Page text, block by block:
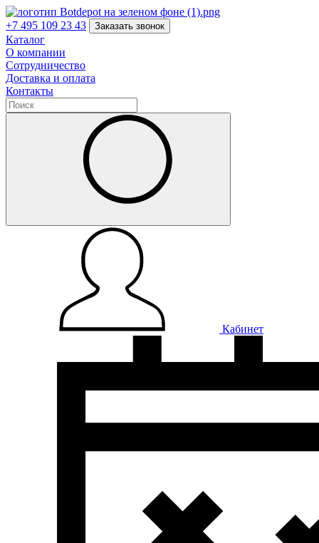
+7 495 109 23 43 Заказать звонок
Каталог
О компании
Сотрудничество
Доставка и оплата
Контакты
Кабинет